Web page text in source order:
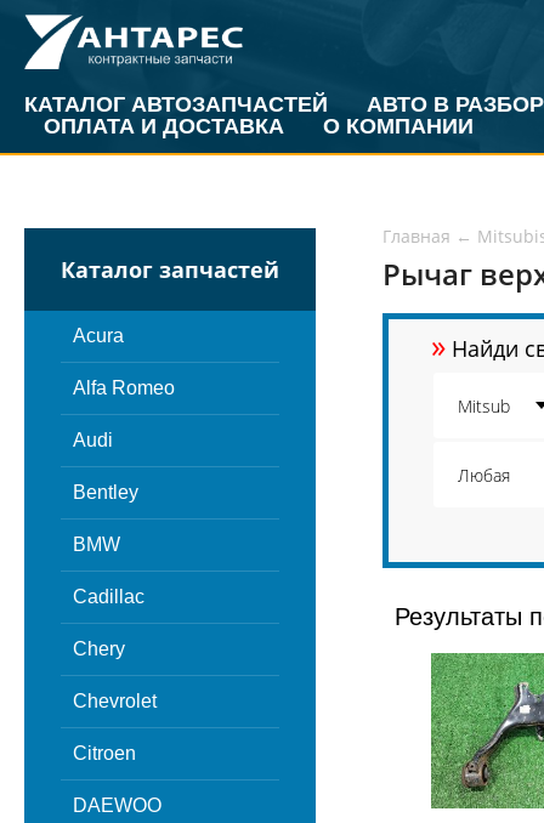
КАТАЛОГ АВТОЗАПЧАСТЕЙ
АВТО В РАЗБОР
ОПЛАТА И ДОСТАВКА
О КОМПАНИИ
Каталог запчастей
Acura
Alfa Romeo
Audi
Bentley
BMW
Cadillac
Chery
Chevrolet
Citroen
DAEWOO
Главная ←
Рычаг
» Найди
Результаты